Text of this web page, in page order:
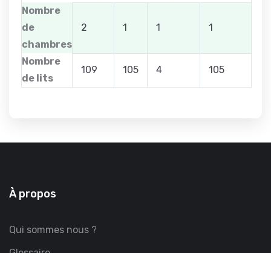
Nombre
de
chambres
2 1 1 1
Nombre
de lits
109 105 4 105
À propos
Qui sommes nous ?